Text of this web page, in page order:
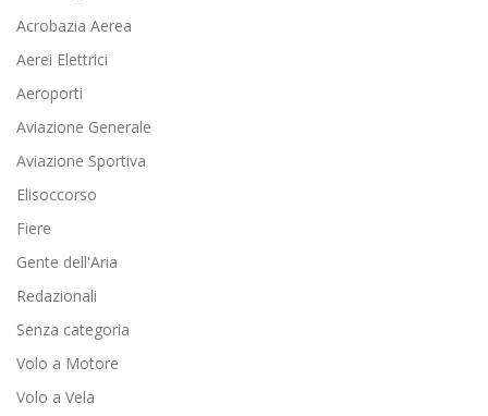
Acrobazia Aerea
Aerei Elettrici
Aeroporti
Aviazione Generale
Aviazione Sportiva
Elisoccorso
Fiere
Gente dell'Aria
Redazionali
Senza categoria
Volo a Motore
Volo a Vela